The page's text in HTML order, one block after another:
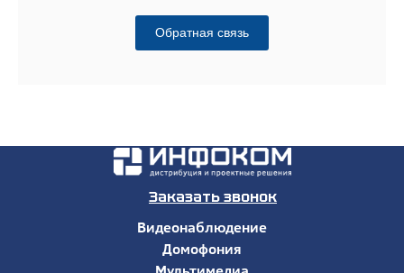
Обратная связь
Заказать звонок
Видеонаблюдение
Домофония